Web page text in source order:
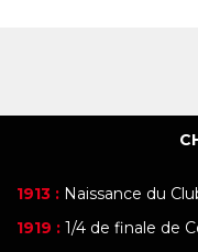
1913 : Naissance du
1919 : 1/4 de finale de